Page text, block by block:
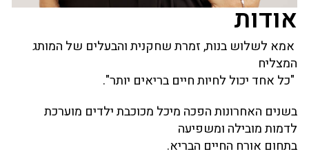
אודות
אמא לשלוש בנות, זמרת שחקנית והבעלים של המותג
המצליח
"כל אחד יכול לחיות חיים בריאים יותר".
בשנים האחרונות הפכה מיכל מכוכבת ילדים מוערכת
לדמות מובילה ומשפיעה
בתחום אורח החיים הבריא.